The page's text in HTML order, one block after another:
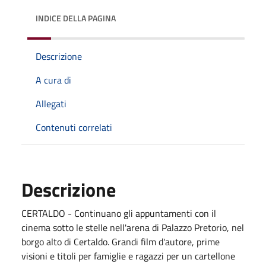
INDICE DELLA PAGINA
Descrizione
A cura di
Allegati
Contenuti correlati
Descrizione
CERTALDO - Continuano gli appuntamenti con il
cinema sotto le stelle nell'arena di Palazzo Pretorio, nel
borgo alto di Certaldo. Grandi film d'autore, prime
visioni e titoli per famiglie e ragazzi per un cartellone